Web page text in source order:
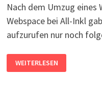
Nach dem Umzug eines
Webspace bei All-Inkl
aufzurufen nur noch
WORD
PRESS:
CANNOT
WEITERLESEN